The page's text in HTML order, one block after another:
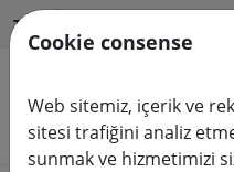
TR
Ürünleri arayın
Cookie consense
Web sitemiz, içerik ve
sitesi trafiğini analiz
sunmak ve hizmetimizi